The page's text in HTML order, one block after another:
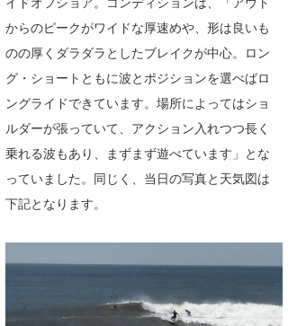
からのピークがワイドな厚速めや、形は良いも
のの厚くダラダラとしたブレイクが中心。ロン
グ・ショートともに波とポジションを選べばロ
ングライドできています。場所によってはショ
ルダーが張っていて、アクション入れつつ長く
乗れる波もあり、まずまず遊べています」とな
っていました。同じく、当日の写真と天気図は
下記となります。
banpaku
Mr.K
chappy
Romisea